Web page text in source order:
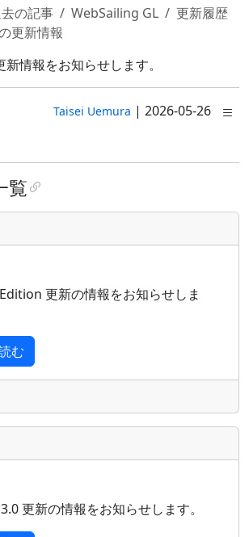
の記事 WebSailing GL
更新履歴
更新情報
情報をお知らせします。
Taisei Uemura | 2026-05-26
覧
更新の情報をお知らせしま
む
更新の情報をお知らせします。